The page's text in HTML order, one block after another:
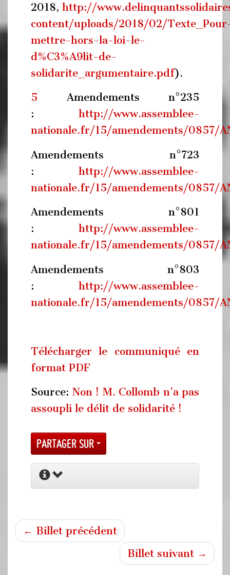
2018, http://
content/uploads/2018/02/
mettre-hors-la-loi-le-
d%C3%A9lit-de-
solidarite_argumentaire.pdf).
5 Amendements n°235
: http://www.assemblee-
nationale.fr/15/amendements/0857/
Amendements n°723
: http://www.assemblee-
nationale.fr/15/amendements/0857/
Amendements n°801
: http://www.assemblee-
nationale.fr/15/amendements/0857/
Amendements n°803
: http://www.assemblee-
nationale.fr/15/amendements/0857/
Télécharger le communiqué en
format PDF
Source: Non ! M. Collomb n’a pas
assoupli le délit de solidarité !
Partager sur
← Billet précédent
Billet suivant →